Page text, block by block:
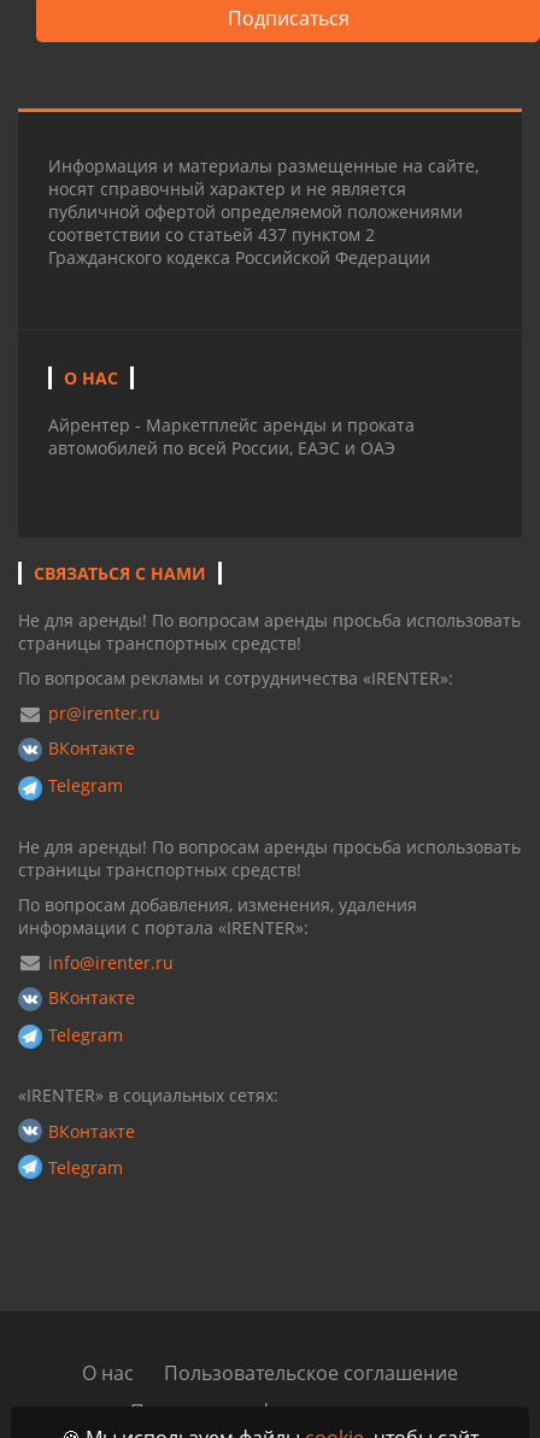
Подписаться
Информация и материалы размещенные на сайте,
носят справочный характер и не является
публичной офертой определяемой положениями
соответствии со статьей 437 пунктом 2
Гражданского кодекса Российской Федерации
О НАС
Айрентер - Маркетплейс аренды и проката
автомобилей по всей России, ЕАЭС и ОАЭ
СВЯЗАТЬСЯ С НАМИ
Не для аренды! По вопросам аренды просьба использовать
страницы транспортных средств!
По вопросам рекламы и сотрудничества «IRENTER»:
pr@irenter.ru
ВКонтакте
Telegram
Не для аренды! По вопросам аренды просьба использовать
страницы транспортных средств!
По вопросам добавления, изменения, удаления
информации с портала «IRENTER»:
info@irenter.ru
ВКонтакте
Telegram
«IRENTER» в социальных сетях:
ВКонтакте
Telegram
О нас
Пользовательское соглашение
Политика конфиденциальности